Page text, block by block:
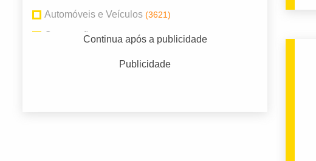
Automóveis e Veículos (3621)
Construção(4455)
Continua após a publicidade
Publicidade